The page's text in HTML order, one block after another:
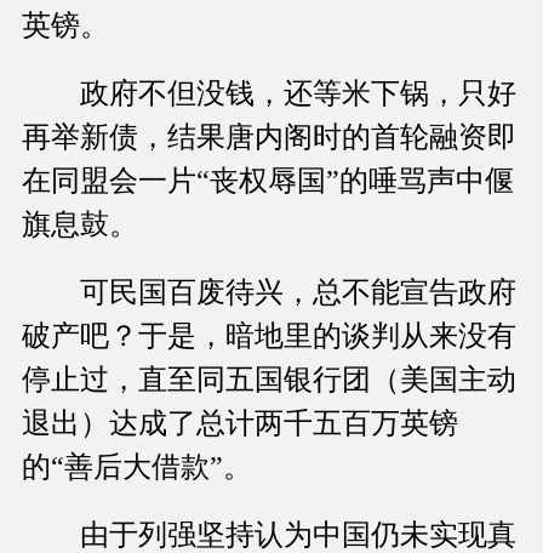
英镑。
政府不但没钱，还等米下锅，只好
再举新债，结果唐内阁时的首轮融资即
在同盟会一片“丧权辱国”的唾骂声中偃
旗息鼓。
可民国百废待兴，总不能宣告政府
破产吧？于是，暗地里的谈判从来没有
停止过，直至同五国银行团（美国主动
退出）达成了总计两千五百万英镑
的“善后大借款”。
由于列强坚持认为中国仍未实现真